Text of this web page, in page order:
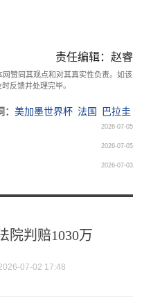
责任编辑：赵睿
赞同其观点和对其真实性负责。如该
反馈并处理完毕。
美加墨世界杯 法国
巴拉圭
2026-07-05
2026-07-05
2026-07-03
院判赔1030万
07-02 17:48